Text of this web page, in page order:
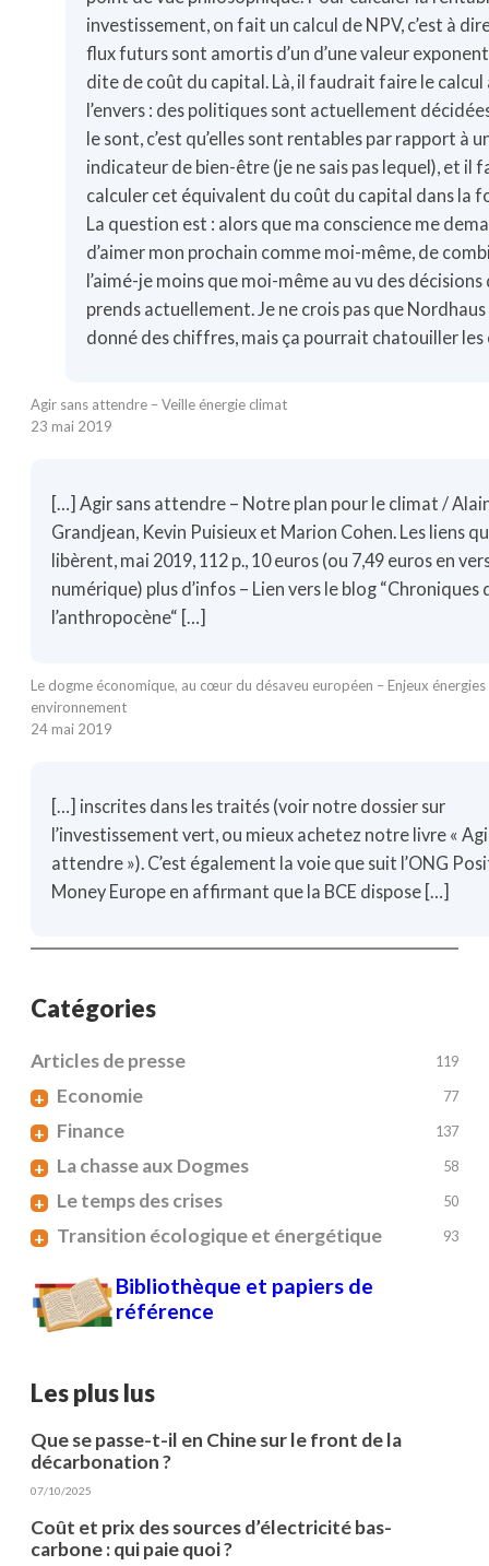
investissement, on fait un calcul de NPV, c’est à
flux futurs sont amortis d’un d’une valeur
dite de coût du capital. Là, il faudrait faire le calcul
l’envers : des politiques sont actuellement
le sont, c’est qu’elles sont rentables par rapport à
indicateur de bien-être (je ne sais pas lequel), et il
calculer cet équivalent du coût du capital dans la
La question est : alors que ma conscience me
d’aimer mon prochain comme moi-même, de
l’aimé-je moins que moi-même au vu des décisions
prends actuellement. Je ne crois pas que
donné des chiffres, mais ça pourrait chatouiller les
Agir sans attendre – Veille énergie climat
23 mai 2019
[…] Agir sans attendre – Notre plan pour le climat /
Grandjean, Kevin Puisieux et Marion Cohen. Les liens
libèrent, mai 2019, 112 p., 10 euros (ou 7,49 euros en
numérique) plus d’infos – Lien vers le blog “Chroniques
l’anthropocène“ […]
Le dogme économique, au cœur du désaveu européen – Enjeux
environnement
24 mai 2019
[…] inscrites dans les traités (voir notre dossier sur
l’investissement vert, ou mieux achetez notre livre «
attendre »). C’est également la voie que suit l’ONG
Money Europe en affirmant que la BCE dispose […]
Catégories
Articles de presse 119
+ Economie 77
+ Finance 137
+ La chasse aux Dogmes 58
+ Le temps des crises 50
+ Transition écologique et énergétique 93
Bibliothèque et papiers de
référence
Les plus lus
Que se passe-t-il en Chine sur le front de la
décarbonation ?
07/10/2025
Coût et prix des sources d’électricité bas-
carbone : qui paie quoi ?